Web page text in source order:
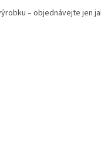
– objednávejte jen